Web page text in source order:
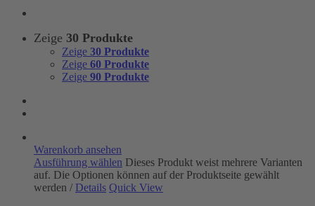
Zeige 30 Produkte
Zeige 30 Produkte
Zeige 60 Produkte
Zeige 90 Produkte
Warenkorb ansehen
Ausführung wählen Dieses Produkt weist mehrere Varianten
auf. Die Optionen können auf der Produktseite gewählt
werden / Details Quick View